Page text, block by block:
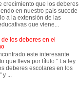
crecimiento que los deberes
en nuestro país sucede
a la extensión de las
que viene...
de los deberes en el
este interesante
que lleva por título " La ley
deberes escolares en los
y ...